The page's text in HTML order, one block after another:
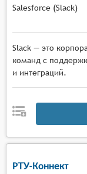
Salesforce (Slack)
Slack — это
команд с
и интеграций.
РТУ-Коннект